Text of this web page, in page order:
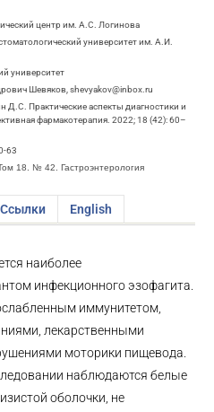
центр им. А.С. Логинова
университет им. А.И.
университет
Шевяков, shevyakov@inbox.ru
Практические аспекты диагностики и
фармакотерапия. 2022; 18 (42): 60–
63
18. № 42. Гастроэнтерология
Ссылки English
наиболее
инфекционного эзофагита.
иммунитетом,
лекарственными
моторики пищевода.
наблюдаются белые
оболочки, не